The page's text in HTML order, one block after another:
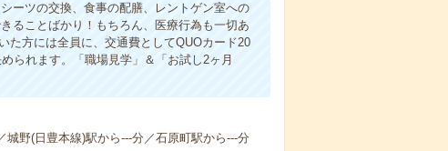
ーツの交換、食事の配膳、レントゲン室への
ることばかり！もちろん、医療行為も一切あ
た方には全員に、交通費としてQUOカード20
られます。「職場見学」＆「お試し2ヶ月
野(日豊本線)駅から---分／石原町駅から---分